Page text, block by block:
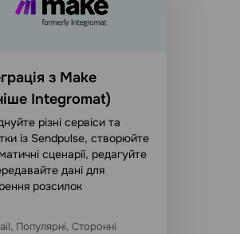
з Make
Integromat)
різні сервіси та
із Sendpulse, створюйте
сценарії, редагуйте
дані для
розсилок
Популярні, Сторонні